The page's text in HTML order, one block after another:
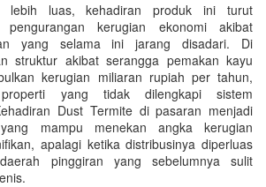
lebih luas, kehadiran produk ini turut
pengurangan kerugian ekonomi akibat
yang selama ini jarang disadari. Di
struktur akibat serangga pemakan kayu
kerugian miliaran rupiah per tahun,
yang tidak dilengkapi sistem
Dust Termite di pasaran menjadi
mampu menekan angka kerugian
apalagi ketika distribusinya diperluas
pinggiran yang sebelumnya sulit